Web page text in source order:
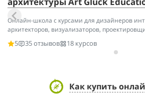
Онлайн-школа с курсами для дизайнеров
архитекторов, визуализаторов,
5
35 отзывов 18 курсов
Как купить